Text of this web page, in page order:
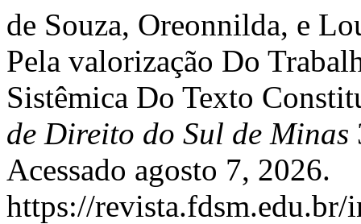
de Souza, Oreonnilda, e
Pela valorização Do
Sistêmica Do Texto
de Direito do Sul de Minas
Acessado agosto 7, 2026.
https://